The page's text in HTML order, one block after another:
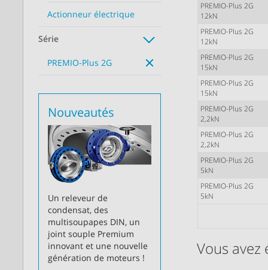
PREMIO-Plus 2G
12kN
PREMIO-Plus 2G
12kN
PREMIO-Plus 2G
15kN
PREMIO-Plus 2G
15kN
PREMIO-Plus 2G
2,2kN
PREMIO-Plus 2G
2,2kN
PREMIO-Plus 2G
5kN
PREMIO-Plus 2G
5kN
Vous
Actionneur électrique
Série
PREMIO-Plus 2G
Nouveautés
Un releveur de
condensat, des
multisoupapes DIN, un
joint souple Premium
innovant et une nouvelle
génération de moteurs !